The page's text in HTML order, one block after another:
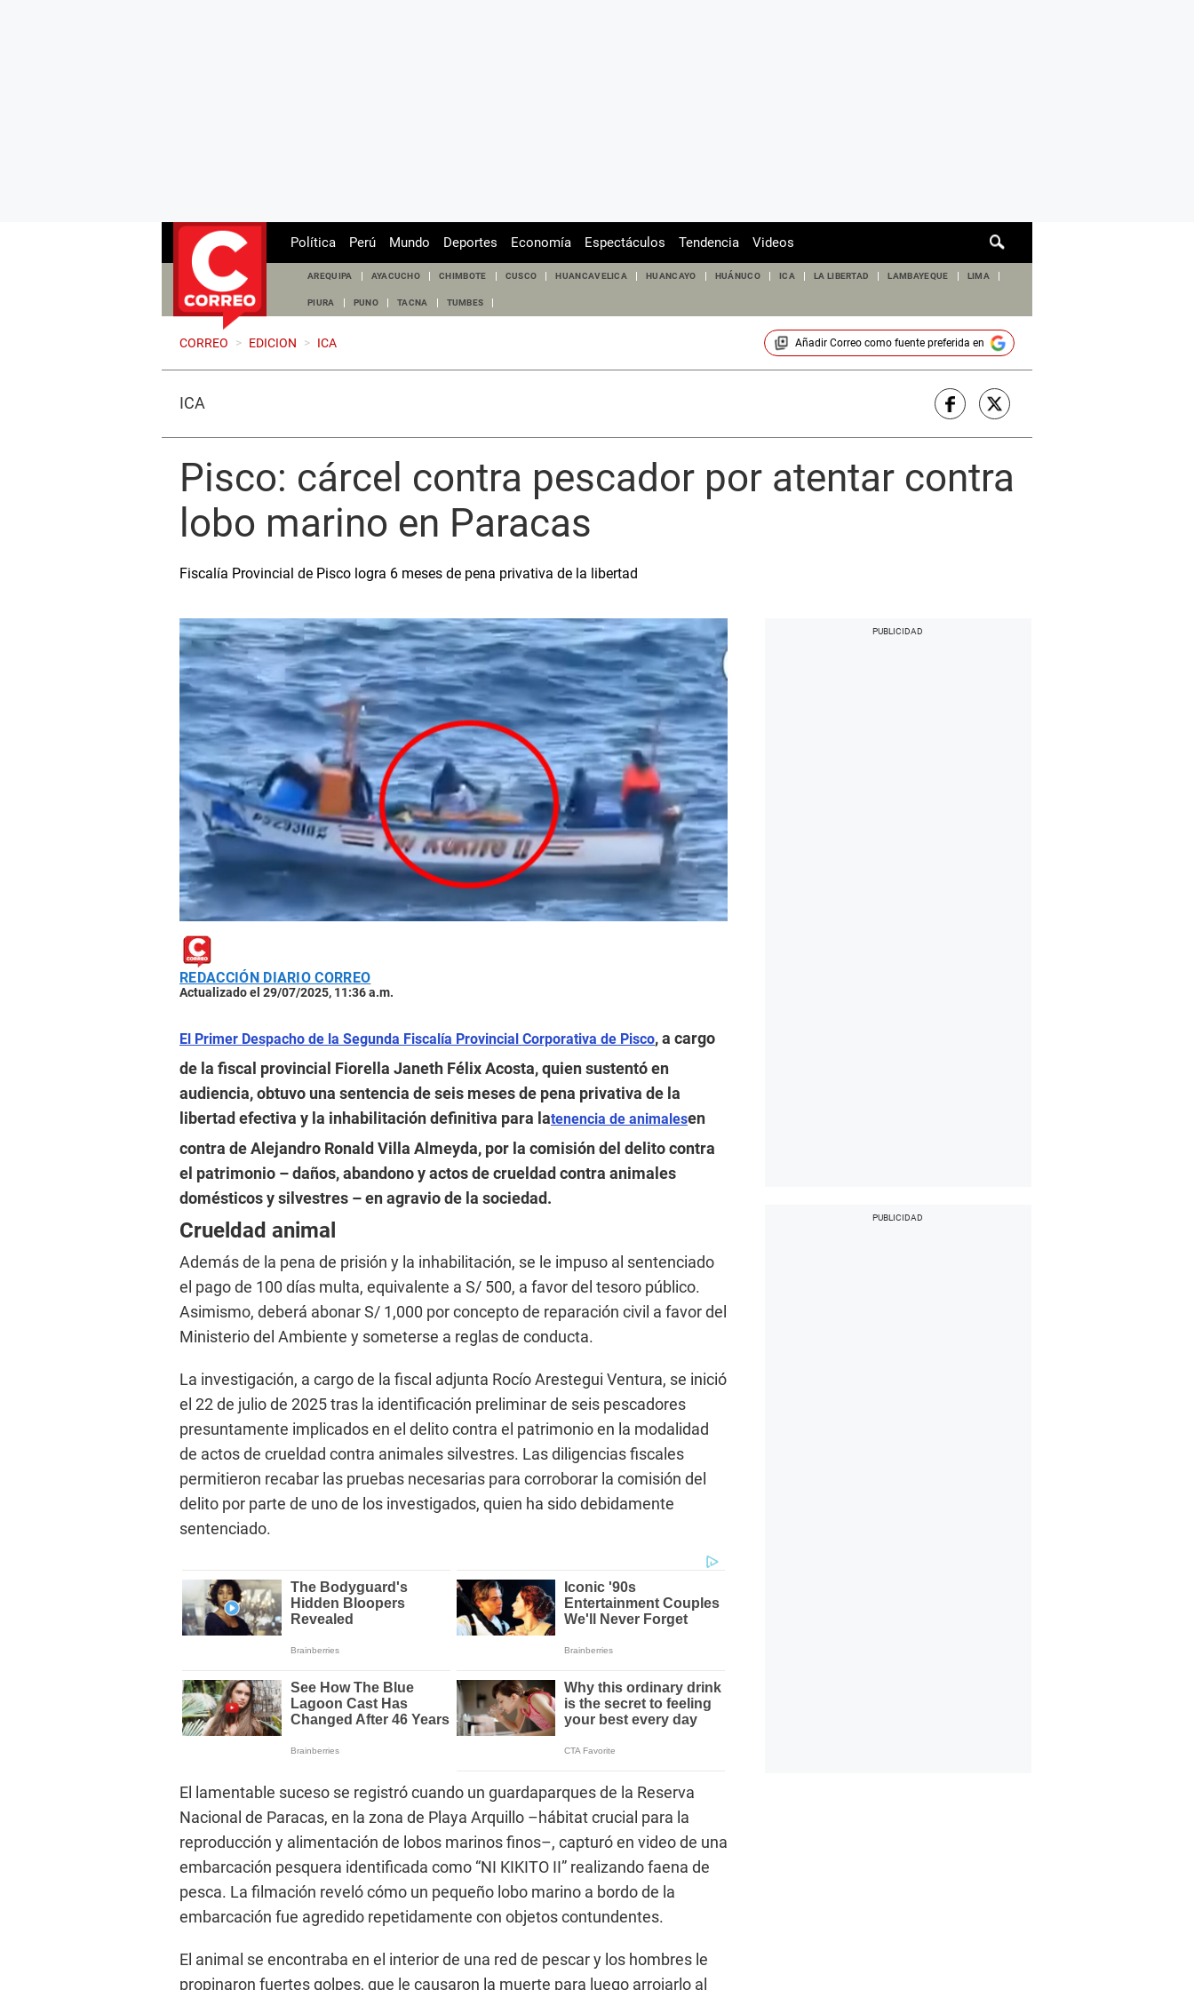
de
Política Perú Mundo Deportes Economía Espectáculos Tendencia Videos
AREQUIPA AYACUCHO CHIMBOTE CUSCO HUANCAVELICA HUANCAYO HUÁNUCO ICA LA LIBERTAD LAMBAYEQUE LIMA
PIURA PUNO TACNA TUMBES
CORREO > EDICION > ICA Añadir Correocomo fuente preferida en
ICA
Pisco: cárcel contra pescador por atentar contra
lobo marino en Paracas
Fiscalía Provincial de Pisco logra 6 meses de pena privativa de la libertad
REDACCIÓN DIARIO CORREO
Actualizado el 29/07/2025, 11:36 a.m.
El Primer Despacho de la Segunda Fiscalía Provincial Corporativa de Pisco, a cargo
de la fiscal provincial Fiorella Janeth Félix Acosta, quien sustentó en
audiencia, obtuvo una sentencia de seis meses de pena privativa de la
libertad efectiva y la inhabilitación definitiva para latenencia de animalesen
contra de Alejandro Ronald Villa Almeyda, por la comisión del delito contra
el patrimonio – daños, abandono y actos de crueldad contra animales
domésticos y silvestres – en agravio de la sociedad.
Crueldad animal
Además de la pena de prisión y la inhabilitación, se le impuso al sentenciado
el pago de 100 días multa, equivalente a S/ 500, a favor del tesoro público.
Asimismo, deberá abonar S/ 1,000 por concepto de reparación civil a favor del
Ministerio del Ambiente y someterse a reglas de conducta.
La investigación, a cargo de la fiscal adjunta Rocío Arestegui Ventura, se inició
el 22 de julio de 2025 tras la identificación preliminar de seis pescadores
presuntamente implicados en el delito contra el patrimonio en la modalidad
de actos de crueldad contra animales silvestres. Las diligencias fiscales
permitieron recabar las pruebas necesarias para corroborar la comisión del
delito por parte de uno de los investigados, quien ha sido debidamente
sentenciado.
El lamentable suceso se registró cuando un guardaparques de la Reserva
Nacional de Paracas, en la zona de Playa Arquillo –hábitat crucial para la
reproducción y alimentación de lobos marinos finos–, capturó en video de una
embarcación pesquera identificada como “NI KIKITO II” realizando faena de
pesca. La filmación reveló cómo un pequeño lobo marino a bordo de la
embarcación fue agredido repetidamente con objetos contundentes.
El animal se encontraba en el interior de una red de pescar y los hombres le
propinaron fuertes golpes, que le causaron la muerte para luego arrojarlo al